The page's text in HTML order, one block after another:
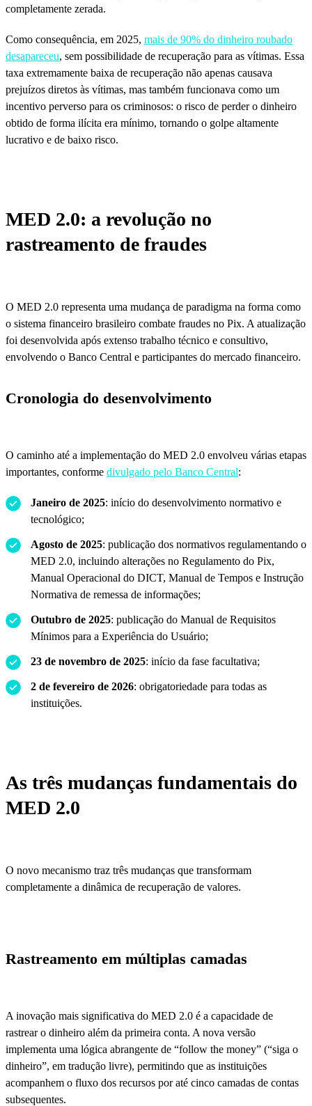
completamente zerada.
Como consequência, em 2025, mais de 90% do dinheiro roubado
desapareceu, sem possibilidade de recuperação para as vítimas. Essa
taxa extremamente baixa de recuperação não apenas causava
prejuízos diretos às vítimas, mas também funcionava como um
incentivo perverso para os criminosos: o risco de perder o dinheiro
obtido de forma ilícita era mínimo, tornando o golpe altamente
lucrativo e de baixo risco.
MED 2.0: a revolução no
rastreamento de fraudes
O MED 2.0 representa uma mudança de paradigma na forma como
o sistema financeiro brasileiro combate fraudes no Pix. A atualização
foi desenvolvida após extenso trabalho técnico e consultivo,
envolvendo o Banco Central e participantes do mercado financeiro.
Cronologia do desenvolvimento
O caminho até a implementação do MED 2.0 envolveu várias etapas
importantes, conforme divulgado pelo Banco Central:
Janeiro de 2025: início do desenvolvimento normativo e
tecnológico;
Agosto de 2025: publicação dos normativos regulamentando o
MED 2.0, incluindo alterações no Regulamento do Pix,
Manual Operacional do DICT, Manual de Tempos e Instrução
Normativa de remessa de informações;
Outubro de 2025: publicação do Manual de Requisitos
Mínimos para a Experiência do Usuário;
23 de novembro de 2025: início da fase facultativa;
2 de fevereiro de 2026: obrigatoriedade para todas as
instituições.
As três mudanças fundamentais do
MED 2.0
O novo mecanismo traz três mudanças que transformam
completamente a dinâmica de recuperação de valores.
Rastreamento em múltiplas camadas
A inovação mais significativa do MED 2.0 é a capacidade de
rastrear o dinheiro além da primeira conta. A nova versão
implementa uma lógica abrangente de “follow the money” (“siga o
dinheiro”, em tradução livre), permitindo que as instituições
acompanhem o fluxo dos recursos por até cinco camadas de contas
subsequentes.